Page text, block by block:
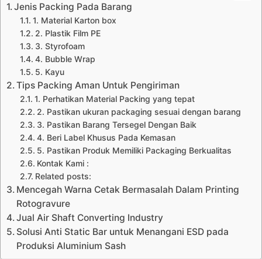
Jenis Packing Pada Barang
1. Material Karton box
2. Plastik Film PE
3. Styrofoam
4. Bubble Wrap
5. Kayu
Tips Packing Aman Untuk Pengiriman
1. Perhatikan Material Packing yang tepat
2. Pastikan ukuran packaging sesuai dengan barang
3. Pastikan Barang Tersegel Dengan Baik
4. Beri Label Khusus Pada Kemasan
5. Pastikan Produk Memiliki Packaging Berkualitas
Kontak Kami :
Related posts:
Mencegah Warna Cetak Bermasalah Dalam Printing
Rotogravure
Jual Air Shaft Converting Industry
Solusi Anti Static Bar untuk Menangani ESD pada
Produksi Aluminium Sash